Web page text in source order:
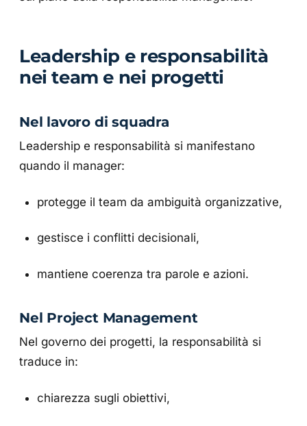
Leadership e responsabilità
nei team e nei progetti
Nel lavoro di squadra
Leadership e responsabilità si manifestano
quando il manager:
protegge il team da ambiguità organizzative,
gestisce i conflitti decisionali,
mantiene coerenza tra parole e azioni.
Nel Project Management
Nel governo dei progetti, la responsabilità si
traduce in:
chiarezza sugli obiettivi,